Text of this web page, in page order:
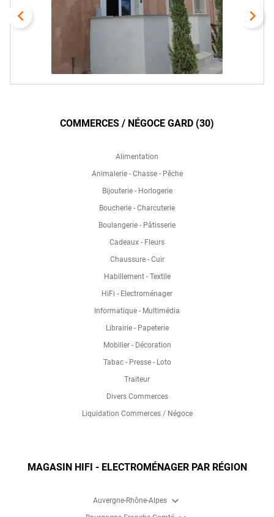
navigate_before navigate_next
COMMERCES / NÉGOCE GARD (30)
Alimentation
Animalerie - Chasse - Pêche
Bijouterie - Horlogerie
Boucherie - Charcuterie
Boulangerie - Pâtisserie
Cadeaux - Fleurs
Chaussure - Cuir
Habillement - Textile
HiFi - Electroménager
Informatique - Multimédia
Librairie - Papeterie
Mobilier - Décoration
Tabac - Presse - Loto
Traiteur
Divers Commerces
Liquidation Commerces / Négoce
MAGASIN HIFI - ELECTROMÉNAGER PAR RÉGION
Auvergne-Rhône-Alpes expand_more